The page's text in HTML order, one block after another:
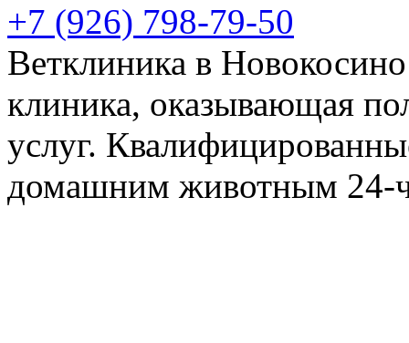
+7 (926) 798-79-50
Ветклиника в
клиника, оказывающая
услуг.
домашним животным 24-